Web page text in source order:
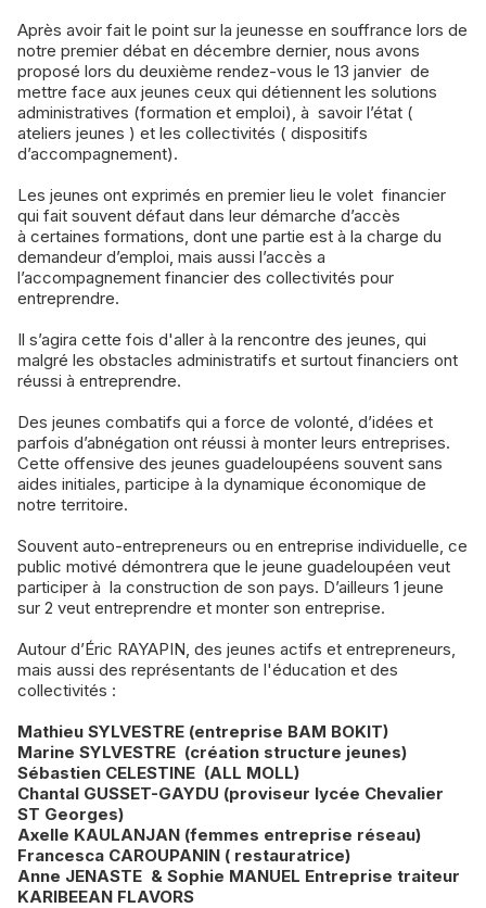
Après avoir fait le point sur la jeunesse en souffrance lors de
notre premier débat en décembre dernier, nous avons
proposé lors du deuxième rendez-vous le 13 janvier de
mettre face aux jeunes ceux qui détiennent les solutions
administratives (formation et emploi), à savoir l’état (
ateliers jeunes ) et les collectivités ( dispositifs
d’accompagnement).
Les jeunes ont exprimés en premier lieu le volet financier
qui fait souvent défaut dans leur démarche d’accès
à certaines formations, dont une partie est à la charge du
demandeur d’emploi, mais aussi l’accès a
l’accompagnement financier des collectivités pour
entreprendre.
Il s’agira cette fois d'aller à la rencontre des jeunes, qui
malgré les obstacles administratifs et surtout financiers ont
réussi à entreprendre.
Des jeunes combatifs qui a force de volonté, d’idées et
parfois d’abnégation ont réussi à monter leurs entreprises.
Cette offensive des jeunes guadeloupéens souvent sans
aides initiales, participe à la dynamique économique de
notre territoire.
Souvent auto-entrepreneurs ou en entreprise individuelle, ce
public motivé démontrera que le jeune guadeloupéen veut
participer à la construction de son pays. D’ailleurs 1 jeune
sur 2 veut entreprendre et monter son entreprise.
Autour d’Éric RAYAPIN, des jeunes actifs et entrepreneurs,
mais aussi des représentants de l'éducation et des
collectivités :
Mathieu SYLVESTRE (entreprise BAM BOKIT)
Marine SYLVESTRE (création structure jeunes)
Sébastien CELESTINE (ALL MOLL)
Chantal GUSSET-GAYDU (proviseur lycée Chevalier
ST Georges)
Axelle KAULANJAN (femmes entreprise réseau)
Francesca CAROUPANIN ( restauratrice)
Anne JENASTE & Sophie MANUEL Entreprise traiteur
KARIBEEAN FLAVORS